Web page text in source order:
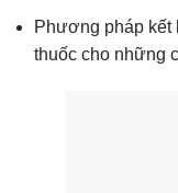
Phương pháp kết
thuốc cho những